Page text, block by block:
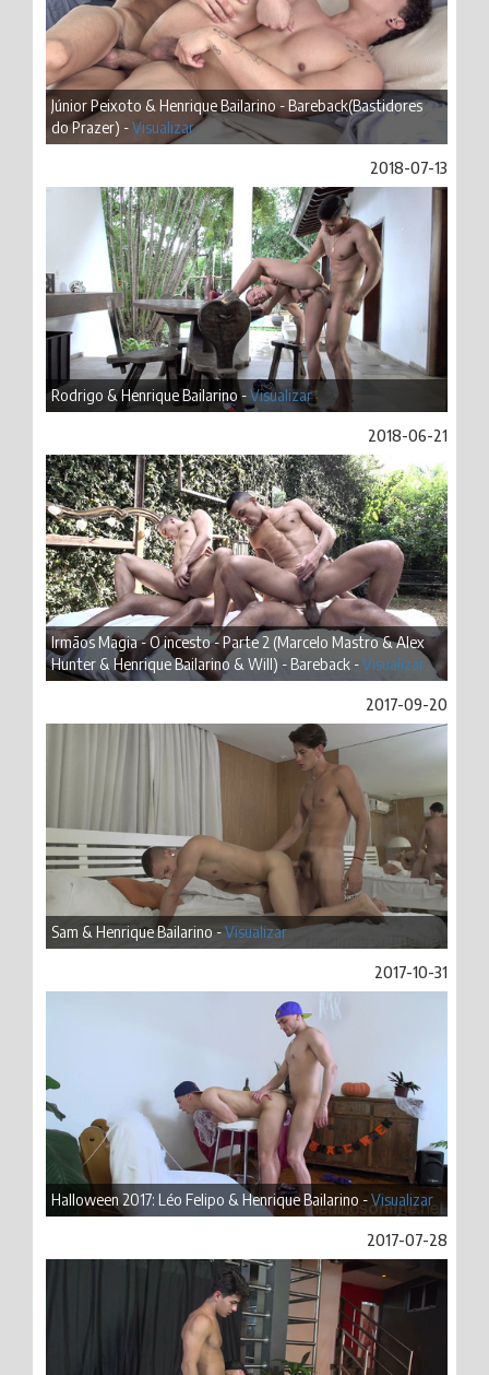
Júnior Peixoto & Henrique Bailarino - Bareback(Bastidores
do Prazer) -Visualizar
2018-07-13
Rodrigo & Henrique Bailarino -Visualizar
2018-06-21
Irmãos Magia - O incesto - Parte 2 (Marcelo Mastro & Alex
Hunter & Henrique Bailarino & Will) - Bareback -Visualizar
2017-09-20
Sam & Henrique Bailarino -Visualizar
2017-10-31
Halloween 2017: Léo Felipo & Henrique Bailarino -Visualizar
2017-07-28